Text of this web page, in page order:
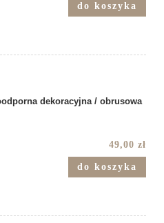
do koszyka
dekoracyjna / obrusowa
49,00 zł
do koszyka